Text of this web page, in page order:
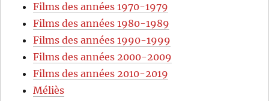
Films des années 1970-1979
Films des années 1980-1989
Films des années 1990-1999
Films des années 2000-2009
Films des années 2010-2019
Méliès